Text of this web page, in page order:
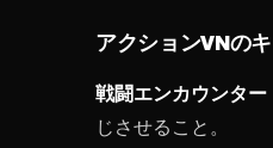
アクションVNの
戦闘エンカウンター
じさせること。